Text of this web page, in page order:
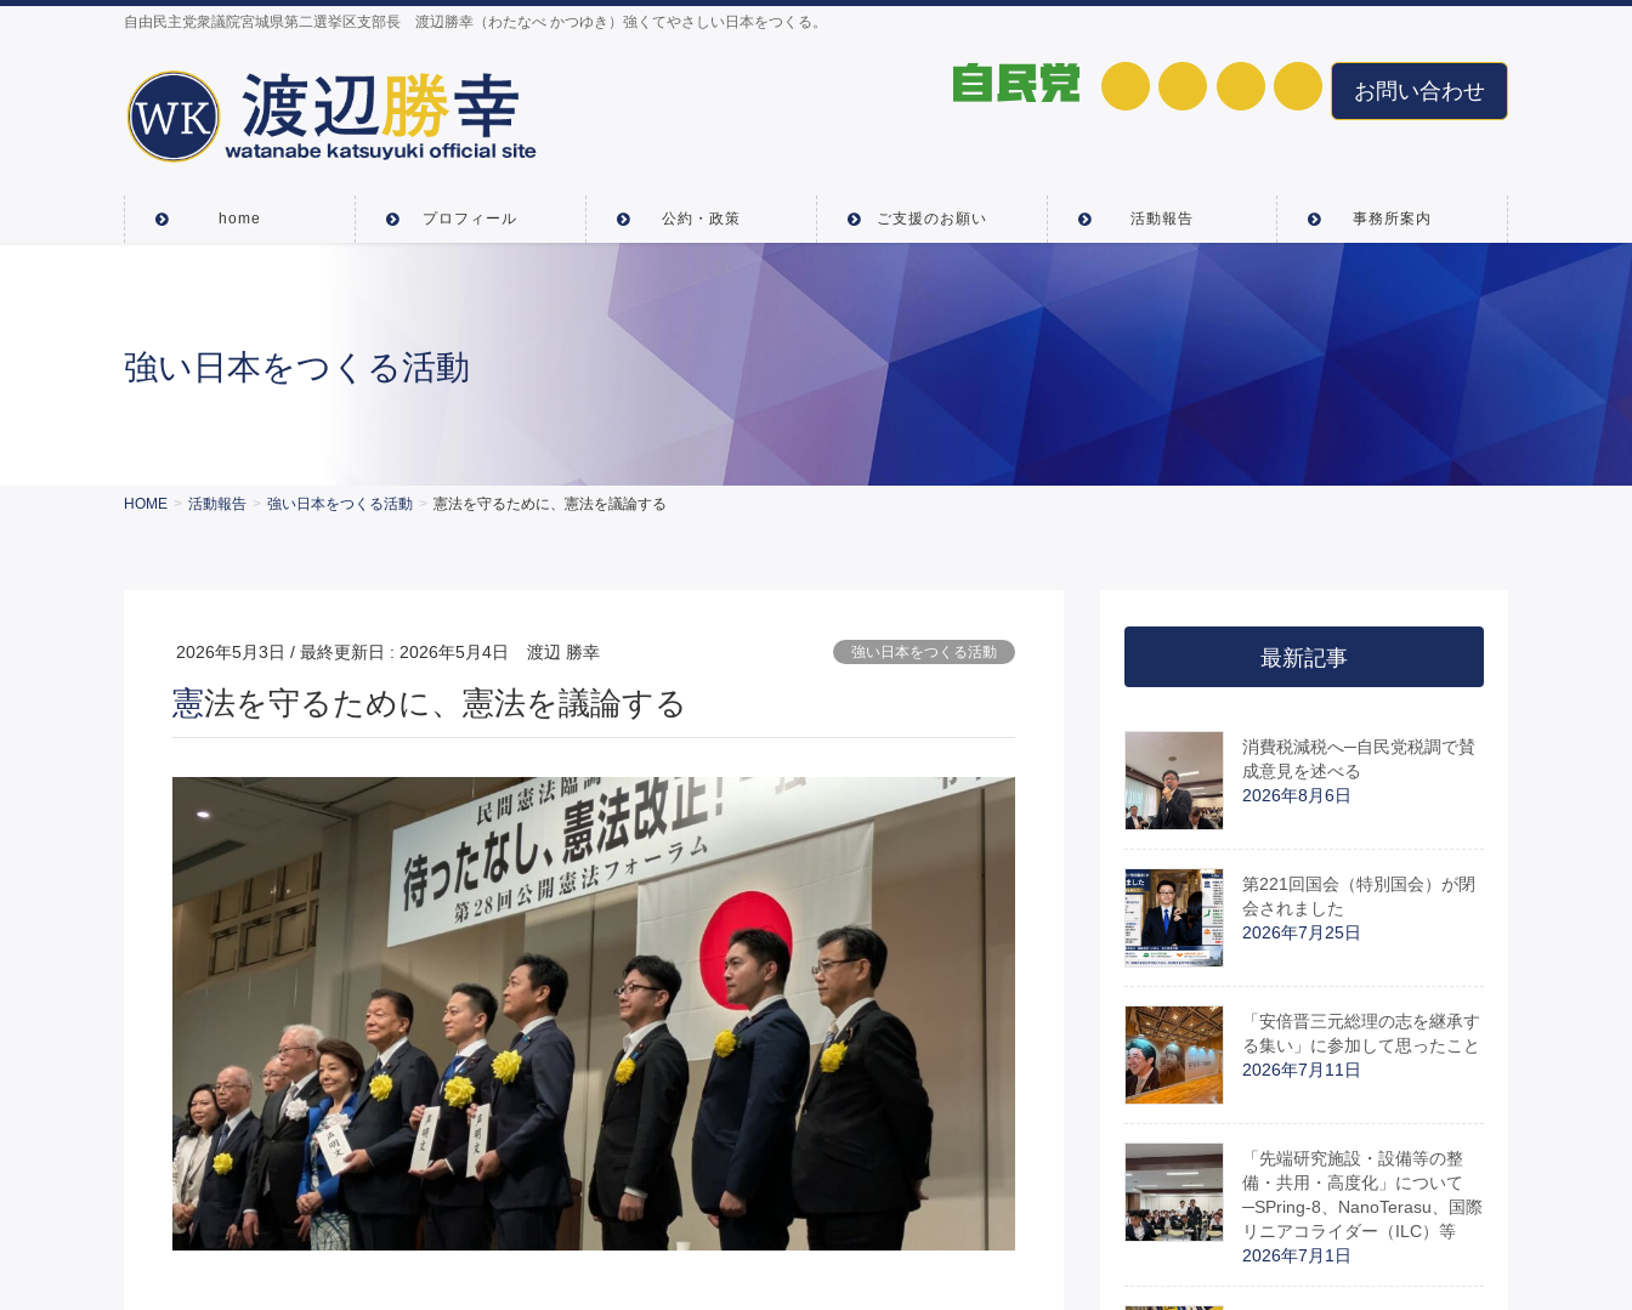
自由民主党衆議院宮城県第二選挙区支部長 渡辺勝幸（わたなべ かつゆき）強くてやさしい日本をつくる。
お問い合わせ
home プロフィール 公約・政策 ご支援のお願い 活動報告 事務所案内
強い日本をつくる活動
HOME 活動報告 強い日本をつくる活動 憲法を守るために、憲法を議論する
2026年5月3日 / 最終更新日 : 2026年5月4日 渡辺 勝幸 強い日本をつくる活動
憲法を守るために、憲法を議論する
最新記事
消費税減税へ─自民党税調で賛
成意見を述べる
2026年8月6日
第221回国会（特別国会）が閉
会されました
2026年7月25日
「安倍晋三元総理の志を継承す
る集い」に参加して思ったこと
2026年7月11日
「先端研究施設・設備等の整
備・共用・高度化」について
─SPring-8、NanoTerasu、国際
リニアコライダー（ILC）等
2026年7月1日